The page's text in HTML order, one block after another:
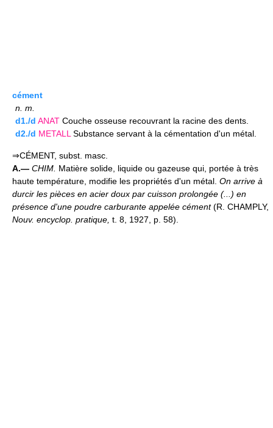
cément
n. m.
d1./d ANAT Couche osseuse recouvrant la racine des dents.
d2./d METALL Substance servant à la cémentation d'un métal.
⇒CÉMENT, subst. masc.
A.— CHIM. Matière solide, liquide ou gazeuse qui, portée à très
haute température, modifie les propriétés d'un métal. On arrive à
durcir les pièces en acier doux par cuisson prolongée (...) en
présence d'une poudre carburante appelée cément(R. CHAMPLY,
Nouv. encyclop. pratique, t. 8, 1927, p. 58).